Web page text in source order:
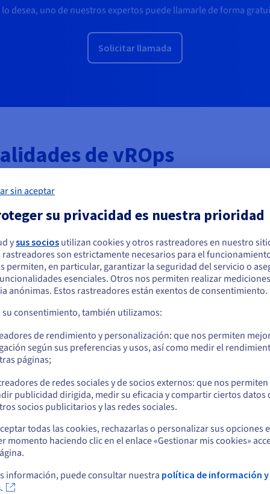
lo desea, uno de nuestros expertos puede llamarle de forma
Solicitar llamada
de vROps
en un completo panel de
Visualice el nivel de carga
que está ubicado en Estados Unidos
hacer un pedido desde Estados Unidos, deberá buscar el sitio web
y crear una cuenta.
us.ovhcloud.com/hosted-private-cloud Inglés USD - $
Permanezca en el sitio web actual
otro sitio web
sin aceptar
su privacidad es nuestra prioridad
ysus socios utilizan cookies y otros rastreadores en nuestro
rastreadores son estrictamente necesarios para el
permiten, en particular, garantizar la seguridad del servicio o
esenciales. Otros nos permiten realizar
anónimas. Estos rastreadores están exentos de consentimiento.
su consentimiento, también utilizamos:
de rendimiento y personalización: que nos permiten
según sus preferencias y usos, así como medir el
páginas;
de redes sociales y de socios externos: que nos permiten
publicidad dirigida, medir su eficacia y compartir ciertos datos
socios publicitarios y las redes sociales.
todas las cookies, rechazarlas o personalizar sus opciones
momento haciendo clic en el enlace «Gestionar mis cookies»
información, puede consultar nuestra política de información y